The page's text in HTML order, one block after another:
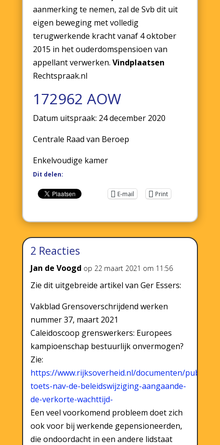
aanmerking te nemen, zal de Svb dit uit
eigen beweging met volledig
terugwerkende kracht vanaf 4 oktober
2015 in het ouderdomspensioen van
appellant verwerken. Vindplaatsen
Rechtspraak.nl
172962 AOW
Datum uitspraak: 24 december 2020
Centrale Raad van Beroep
Enkelvoudige kamer
Dit delen:
E-mail Print
2 Reacties
Jan de Voogd op 22 maart 2021 om 11:56
Zie dit uitgebreide artikel van Ger Essers:
Vakblad Grensoverschrijdend werken
nummer 37, maart 2021
Caleidoscoop grenswerkers: Europees
kampioenschap bestuurlijk onvermogen?
Zie:
https://www.rijksoverheid.nl/documenten/
toets-nav-de-beleidswijziging-aangaande-
de-verkorte-wachttijd-
Een veel voorkomend probleem doet zich
ook voor bij werkende gepensioneerden,
die ondoordacht in een andere lidstaat